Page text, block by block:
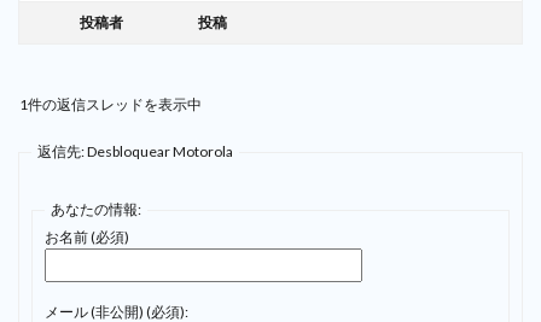
投稿者 投稿
1件の返信スレッドを表示中
返信先: Desbloquear Motorola
あなたの情報:
お名前 (必須)
メール (非公開) (必須):